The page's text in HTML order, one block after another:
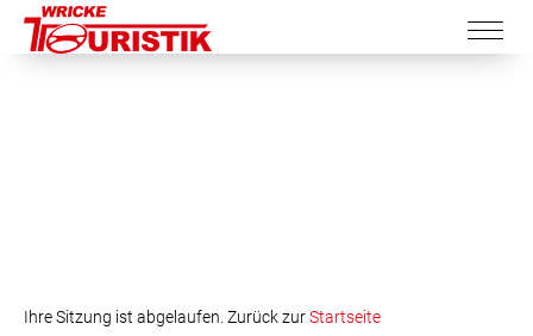
Ihre Sitzung ist abgelaufen. Zurück zurStartseite